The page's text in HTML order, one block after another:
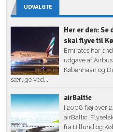
UDVALGTE
Her er den:
skal flyve til
Emirates har
udgave af
København og
særlige ved...
airBaltic
I 2008 fløj over
airBaltic.
fra Billund og